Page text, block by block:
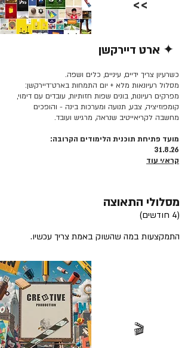
>>
✦ ארט דיירקשן
כשרעיון צריך ידיים, עיניים, כלים ושפה.
מסלול רעיונאות מלא + יום התמחות בארט־דיירקשן:
מפרקים רעיונות, בונים שפות חזותיות, עובדים עם דימוי,
קומפוזיציה, צבע, תנועה ומערכות בינה - והופכים
מחשבה לקריאייטיב שנראה, מרגיש ועובד.
מועד פתיחת תוכנית הלימודים הקרובה:
31.8.26
קרא/י עוד
מסלולי התאוצה
(4 חודשים)
התמקצעות במה שהשוק באמת צריך עכשיו.
🎬